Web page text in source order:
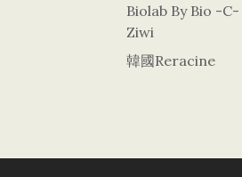
Biolab By Bio -c-
Ziwi
韓國Reracine